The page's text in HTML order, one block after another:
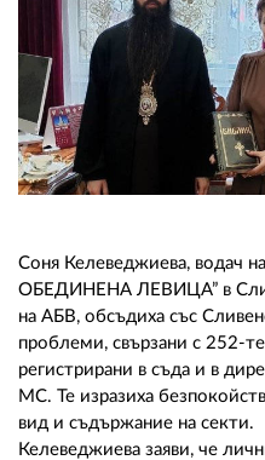
Соня Келеведжиева, водач
ОБЕДИНЕНА ЛЕВИЦА” в
на АБВ, обсъдиха със
проблеми, свързани с 252-
регистрирани в съда и в
МС. Те изразиха
вид и съдържание на секти.
Келеведжиева заяви, че